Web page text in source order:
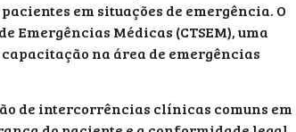
em situações de emergência. O
Emergências Médicas (CTSEM), uma
na área de emergências
de intercorrências clínicas comuns em